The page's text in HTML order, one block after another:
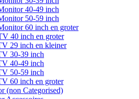
40-49 inch
50-59 inch
60 inch en groter
40 inch en groter
29 inch en kleiner
30-39 inch
40-49 inch
50-59 inch
60 inch en groter
(non Categorised)